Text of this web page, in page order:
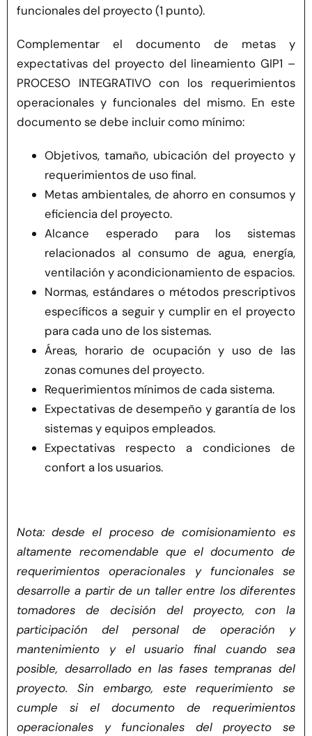
funcionales del proyecto (1 punto).
Complementar el documento de metas y
expectativas del proyecto del lineamiento GIP1 –
PROCESO INTEGRATIVO con los requerimientos
operacionales y funcionales del mismo. En este
documento se debe incluir como mínimo:
Objetivos, tamaño, ubicación del proyecto y
requerimientos de uso final.
Metas ambientales, de ahorro en consumos y
eficiencia del proyecto.
Alcance esperado para los sistemas
relacionados al consumo de agua, energía,
ventilación y acondicionamiento de espacios.
Normas, estándares o métodos prescriptivos
específicos a seguir y cumplir en el proyecto
para cada uno de los sistemas.
Áreas, horario de ocupación y uso de las
zonas comunes del proyecto.
Requerimientos mínimos de cada sistema.
Expectativas de desempeño y garantía de los
sistemas y equipos empleados.
Expectativas respecto a condiciones de
confort a los usuarios.
Nota: desde el proceso de comisionamiento es
altamente recomendable que el documento de
requerimientos operacionales y funcionales se
desarrolle a partir de un taller entre los diferentes
tomadores de decisión del proyecto, con la
participación del personal de operación y
mantenimiento y el usuario final cuando sea
posible, desarrollado en las fases tempranas del
proyecto. Sin embargo, este requerimiento se
cumple si el documento de requerimientos
operacionales y funcionales del proyecto se